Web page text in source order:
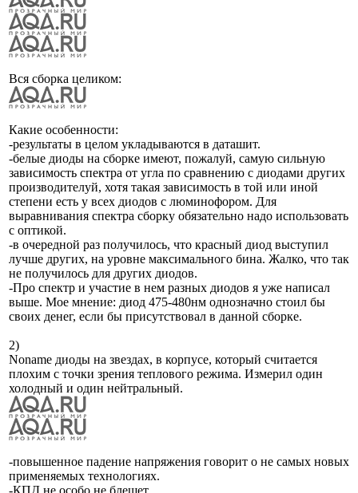
Вся сборка целиком:
Какие особенности:
-результаты в целом укладываются в даташит.
-белые диоды на сборке имеют, пожалуй, самую сильную
зависимость спектра от угла по сравнению с диодами других
производителуй, хотя такая зависимость в той или иной
степени есть у всех диодов с люминофором. Для
выравнивания спектра сборку обязательно надо использовать
с оптикой.
-в очередной раз получилось, что красный диод выступил
лучше других, на уровне максимального бина. Жалко, что так
не получилось для других диодов.
-Про спектр и участие в нем разных диодов я уже написал
выше. Мое мнение: диод 475-480нм однозначно стоил бы
своих денег, если бы присутствовал в данной сборке.
2)
Noname диоды на звездах, в корпусе, который считается
плохим с точки зрения теплового режима. Измерил один
холодный и один нейтральный.
-повышенное падение напряжения говорит о не самых новых
применяемых технологиях.
-КПД не особо не блещет